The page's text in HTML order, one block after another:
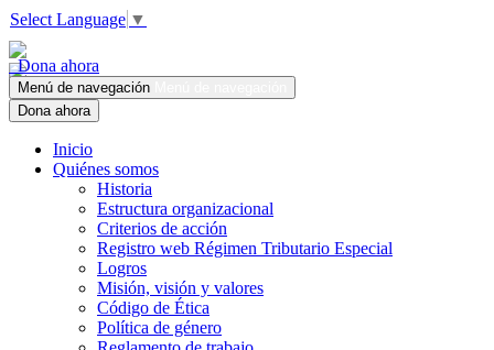
Select Language ▼
Dona ahora
Menú de navegación
Dona ahora
Inicio
Quiénes somos
Historia
Estructura organizacional
Criterios de acción
Registro web Régimen Tributario Especial
Logros
Misión, visión y valores
Código de Ética
Política de género